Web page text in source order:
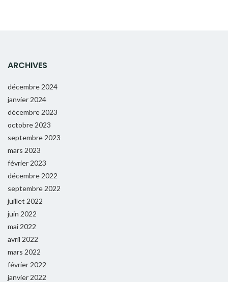
ARCHIVES
décembre 2024
janvier 2024
décembre 2023
octobre 2023
septembre 2023
mars 2023
février 2023
décembre 2022
septembre 2022
juillet 2022
juin 2022
mai 2022
avril 2022
mars 2022
février 2022
janvier 2022